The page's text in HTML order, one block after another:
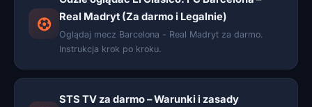
Real Madryt (Za darmo i Legalnie)
Oglądaj mecz Barcelona - Real Madryt za darmo.
Instrukcja krok po kroku.
STS TV za darmo – Warunki i zasady